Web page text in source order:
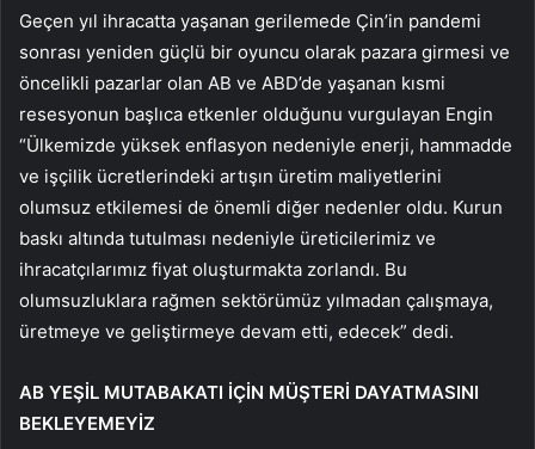
Geçen yıl ihracatta yaşanan gerilemede Çin’in pandemi
sonrası yeniden güçlü bir oyuncu olarak pazara girmesi ve
öncelikli pazarlar olan AB ve ABD’de yaşanan kısmi
resesyonun başlıca etkenler olduğunu vurgulayan Engin
“Ülkemizde yüksek enflasyon nedeniyle enerji, hammadde
ve işçilik ücretlerindeki artışın üretim maliyetlerini
olumsuz etkilemesi de önemli diğer nedenler oldu. Kurun
baskı altında tutulması nedeniyle üreticilerimiz ve
ihracatçılarımız fiyat oluşturmakta zorlandı. Bu
olumsuzluklara rağmen sektörümüz yılmadan çalışmaya,
üretmeye ve geliştirmeye devam etti, edecek” dedi.
AB YEŞİL MUTABAKATI İÇİN MÜŞTERİ DAYATMASINI
BEKLEYEMEYİZ